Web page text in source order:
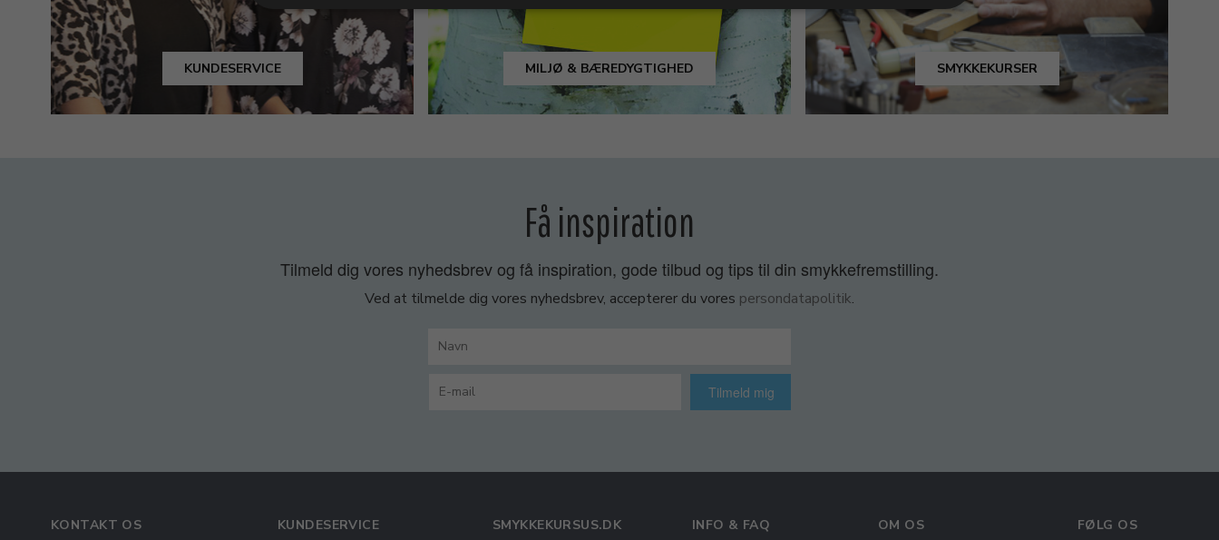
KUNDESERVICE MILJØ & BÆREDYGTIGHED SMYKKEKURSER
Få inspiration
Tilmeld dig vores nyhedsbrev og få inspiration, gode tilbud og tips til din smykkefremstilling.
Ved at tilmelde dig vores nyhedsbrev, accepterer du vores persondatapolitik.
Tilmeld mig
KONTAKT OS KUNDESERVICE SMYKKEKURSUS.DK INFO & FAQ OM OS FØLG OS